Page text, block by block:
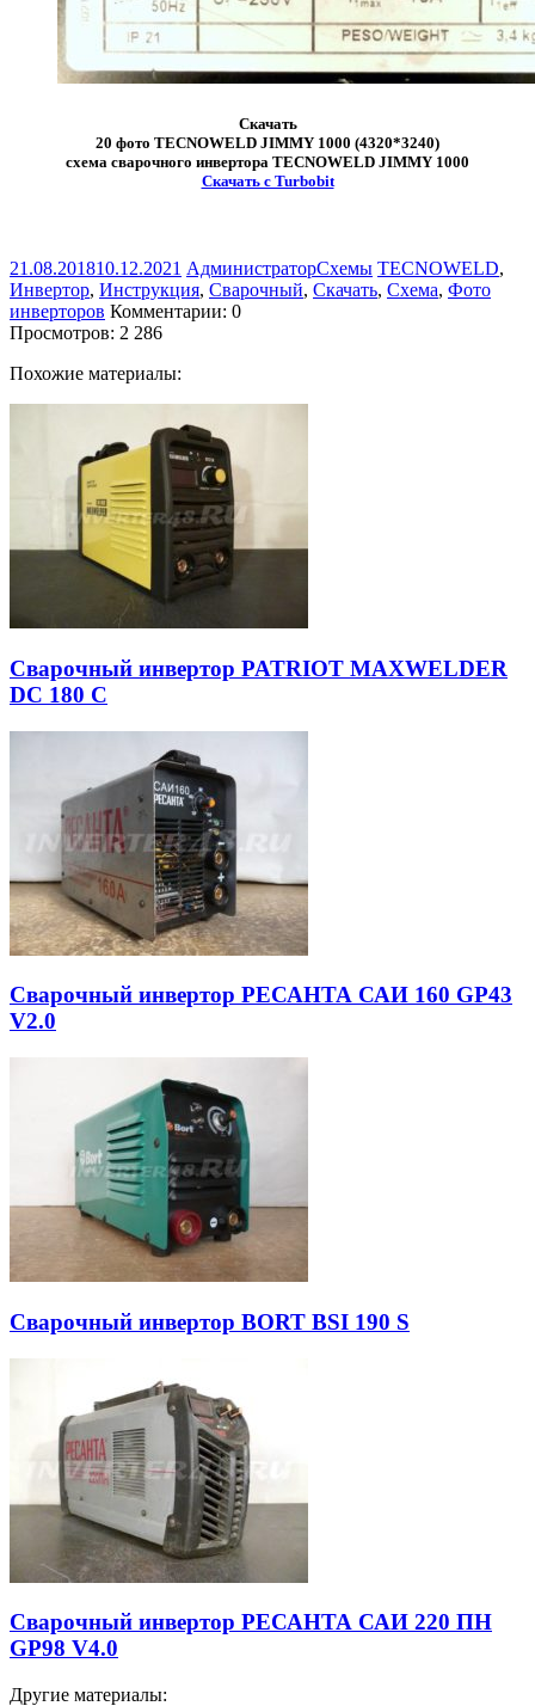
Скачать
20 фото TECNOWELD JIMMY 1000 (4320*3240)
схема сварочного инвертора TECNOWELD JIMMY 1000
Скачать с Turbobit
21.08.201810.12.2021 АдминистраторСхемы TECNOWELD,
Инвертор, Инструкция, Сварочный, Скачать, Схема, Фото
инверторов Комментарии: 0
Просмотров: 2 286
Похожие материалы:
Сварочный инвертор PATRIOT MAXWELDER
DC 180 C
Сварочный инвертор РЕСАНТА САИ 160 GP43
V2.0
Сварочный инвертор BORT BSI 190 S
Сварочный инвертор РЕСАНТА САИ 220 ПН
GP98 V4.0
Другие материалы: